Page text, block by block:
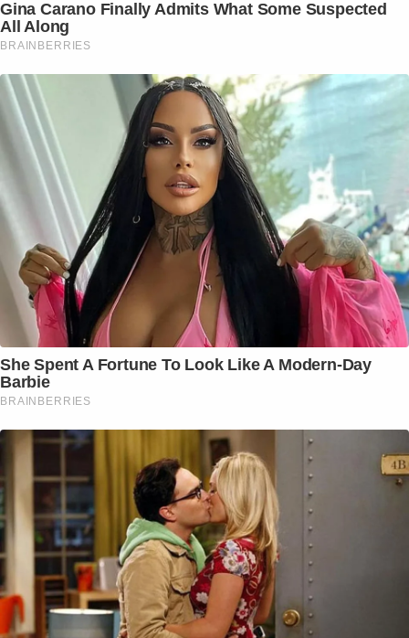
Gina Carano Finally Admits What Some Suspected
All Along
BRAINBERRIES
She Spent A Fortune To Look Like A Modern-Day
Barbie
BRAINBERRIES